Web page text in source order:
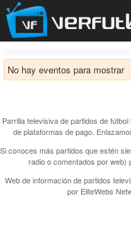
No hay eventos para mostrar
Parrilla televisiva de partidos de
de plataformas de pago.
Si conoces más partidos que estén
radio o comentados por web)
Web de información de partidos
por EliteWebs